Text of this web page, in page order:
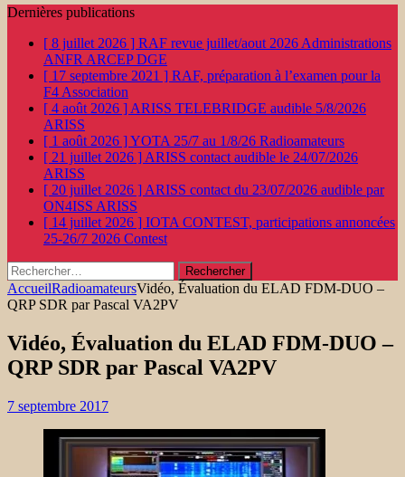
Dernières publications
[ 8 juillet 2026 ] RAF revue juillet/aout 2026 Administrations
ANFR ARCEP DGE
[ 17 septembre 2021 ] RAF, préparation à l’examen pour la
F4 Association
[ 4 août 2026 ] ARISS TELEBRIDGE audible 5/8/2026
ARISS
[ 1 août 2026 ]YOTA 25/7 au 1/8/26 Radioamateurs
[ 21 juillet 2026 ] ARISS contact audible le 24/07/2026
ARISS
[ 20 juillet 2026 ] ARISS contact du 23/07/2026 audible par
ON4ISS ARISS
[ 14 juillet 2026 ] IOTA CONTEST, participations annoncées
25-26/7 2026 Contest
Rechercher :
AccueilRadioamateursVidéo, Évaluation du ELAD FDM-DUO –
QRP SDR par Pascal VA2PV
Vidéo, Évaluation du ELAD FDM-DUO –
QRP SDR par Pascal VA2PV
7 septembre 2017